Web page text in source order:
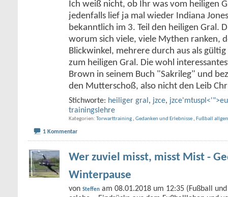
Ich weiß nicht, ob Ihr was vom heiligen
jedenfalls lief ja mal wieder Indiana
bekanntlich im 3. Teil den heiligen Gral.
worum sich viele, viele Mythen ranken,
Blickwinkel, mehrere durch aus als
zum heiligen Gral. Die wohl
Brown in seinem Buch "Sakrileg" und
den Mutterschoß, also nicht den Leib
Stichworte: heiliger gral , jzce,
trainingslehre
Kategorien Torwarttraining , Gedanken und Erlebnisse , Fußball
1 Kommentar
Wer zuviel misst, misst Mist -
Winterpause
von Steffen am 08.01.2018 um 12:35 (Fußball